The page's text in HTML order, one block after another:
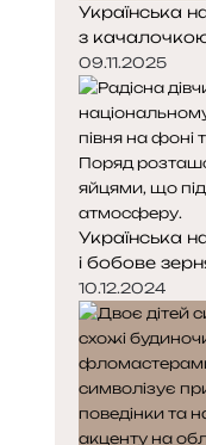
Українська
з
09.11.2025
Українська
і бобове
10.12.2024